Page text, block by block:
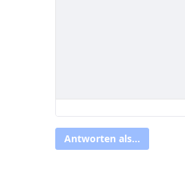
Antworten als...